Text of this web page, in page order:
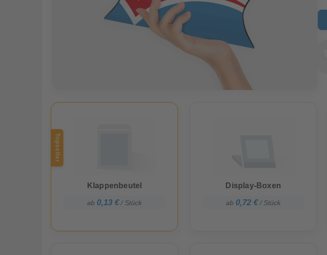
Topseller
Klappenbeutel
ab 0,13 €/ Stück
Display-Boxen
ab 0,72 €/ Stück